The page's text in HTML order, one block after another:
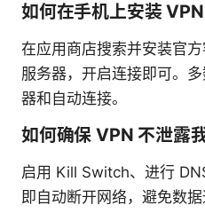
如何在手机上安装 VPN
在应用商店搜索并安装官
服务器，开启连接即可。
器和自动连接。
如何确保 VPN 不泄露
启用 Kill Switch、进行
即自动断开网络，避免数据